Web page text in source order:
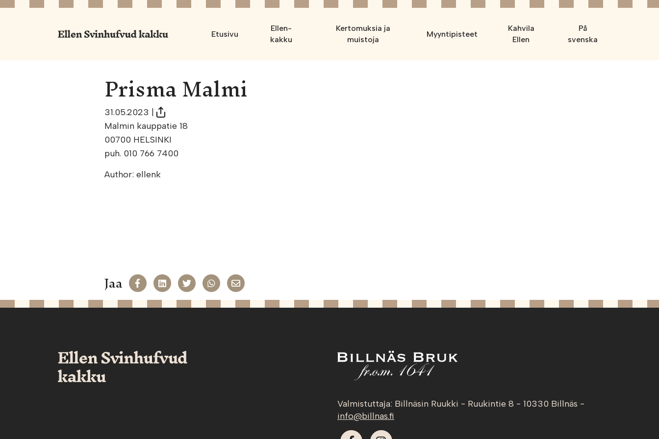
Etusivu
Ellen-
kakku
Kertomuksia ja
muistoja
Myyntipisteet
Kahvila
Ellen
På
svenska
Prisma Malmi
31.05.2023
Malmin kauppatie 18
00700 HELSINKI
puh. 010 766 7400
Author: ellenk
Jaa Jaa Facekookiin
Share on LinkedIn
Jaa TwitteriinJaa WhatsAppiin
Valmistuttaja: Billnäsin Ruukki - Ruukintie 8 - 10330 Billnäs -
info@billnas.fi
Facebook